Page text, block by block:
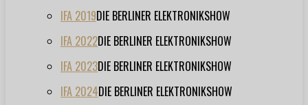
IFA 2019DIE BERLINER ELEKTRONIKSHOW
IFA 2022DIE BERLINER ELEKTRONIKSHOW
IFA 2023DIE BERLINER ELEKTRONIKSHOW
IFA 2024DIE BERLINER ELEKTRONIKSHOW